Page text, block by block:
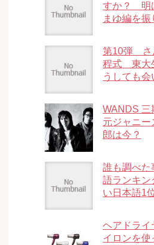
すか？ 明
まゆ編を振
第10弾 さ
程式 東大
うしても会
WANDS 三
元ジャニー
郎は今？
誰も調べた
語ランキ
い日本語1
ヘアドライ
イロンを使